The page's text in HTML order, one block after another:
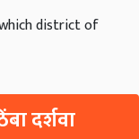
district of
दर्शवा